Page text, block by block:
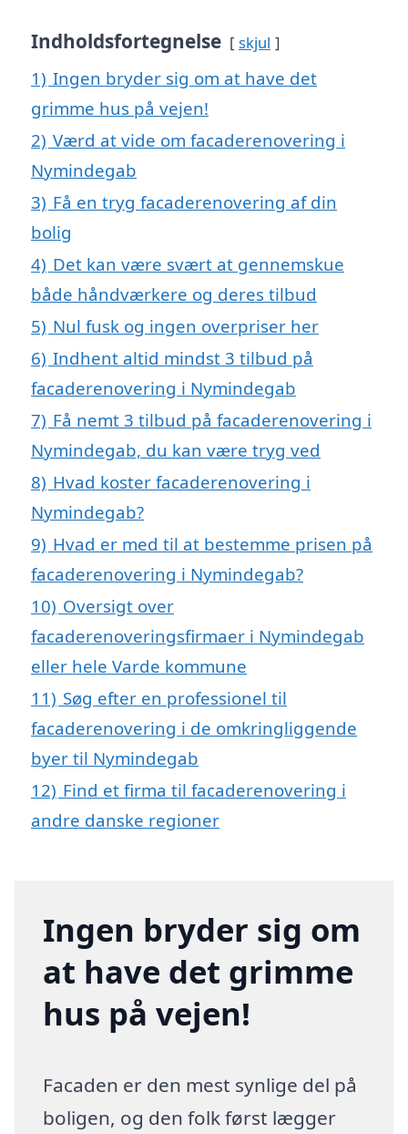
Indholdsfortegnelse skjul
1) Ingen bryder sig om at have det
grimme hus på vejen!
2) Værd at vide om facaderenovering i
Nymindegab
3) Få en tryg facaderenovering af din
bolig
4) Det kan være svært at gennemskue
både håndværkere og deres tilbud
5) Nul fusk og ingen overpriser her
6) Indhent altid mindst 3 tilbud på
facaderenovering i Nymindegab
7) Få nemt 3 tilbud på facaderenovering i
Nymindegab, du kan være tryg ved
8) Hvad koster facaderenovering i
Nymindegab?
9) Hvad er med til at bestemme prisen på
facaderenovering i Nymindegab?
10) Oversigt over
facaderenoveringsfirmaer i Nymindegab
eller hele Varde kommune
11) Søg efter en professionel til
facaderenovering i de omkringliggende
byer til Nymindegab
12) Find et firma til facaderenovering i
andre danske regioner
Ingen bryder sig om
at have det grimme
hus på vejen!
Facaden er den mest synlige del på
boligen, og den folk først lægger